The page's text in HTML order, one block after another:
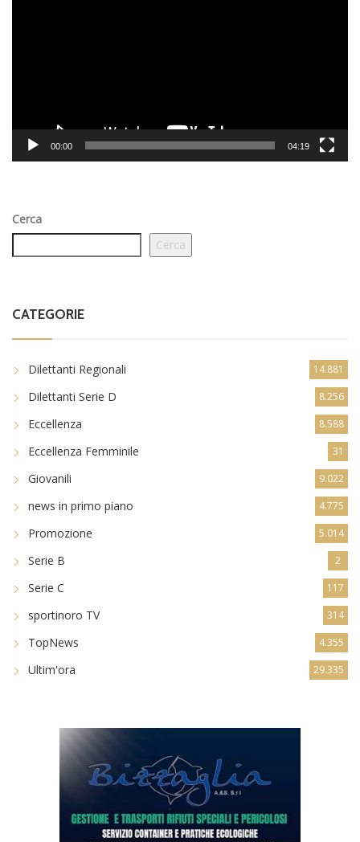
00:00 04:19
Cerca
Cerca
CATEGORIE
Dilettanti Regionali 14.881
Dilettanti Serie D 8.256
Eccellenza 8.588
Eccellenza Femminile 31
Giovanili 9.022
news in primo piano 4.775
Promozione 5.014
Serie B 2
Serie C 117
sportinoro TV 314
TopNews 4.355
Ultim'ora 29.335